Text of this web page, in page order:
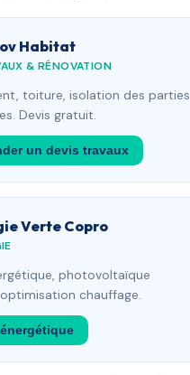
Habitat
& RÉNOVATION
toiture, isolation des parties
Devis gratuit.
un devis travaux
Verte Copro
photovoltaïque
chauffage.